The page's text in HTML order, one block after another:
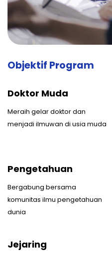
Objektif Program
Doktor Muda
Meraih gelar doktor dan
menjadi ilmuwan di usia muda
Pengetahuan
Bergabung bersama
komunitas ilmu pengetahuan
dunia
Jejaring